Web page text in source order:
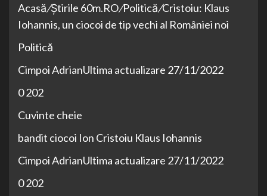
Acasă/Știrile 60m.RO/Politică/Cristoiu: Klaus
Iohannis, un ciocoi de tip vechi al României noi
Politică
Cimpoi AdrianUltima actualizare 27/11/2022
0 202
Cuvinte cheie
bandit ciocoi Ion Cristoiu Klaus Iohannis
Cimpoi AdrianUltima actualizare 27/11/2022
0 202